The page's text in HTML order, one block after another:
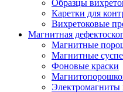
Образцы
Каретки для
Вихретоковые
Магнитная
Магнитные
Магнитные
Фоновые краски